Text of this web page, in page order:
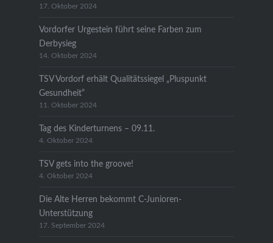
17. Oktober 2024
Vordorfer Urgestein führt seine Farben zum
Derbysieg
14. Oktober 2024
TSV Vordorf erhält Qualitätssiegel „Pluspunkt
Gesundheit“
11. Oktober 2024
Tag des Kinderturnens – 09.11.
4. Oktober 2024
TSV gets into the groove!
4. Oktober 2024
Die Alte Herren bekommt C-Junioren-
Unterstützung
17. September 2024